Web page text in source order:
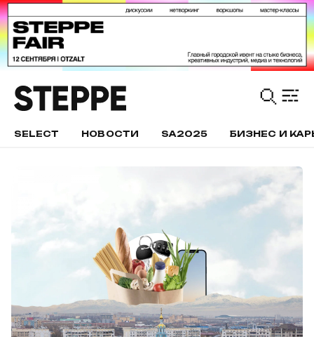
SELECT НОВОСТИ SA2025 БИЗНЕС И